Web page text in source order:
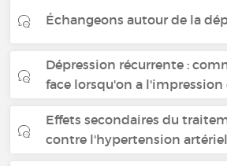
Échangeons autour de la
Dépression récurrente :
face lorsqu'on a l'impression
Effets secondaires du
contre l'hypertension